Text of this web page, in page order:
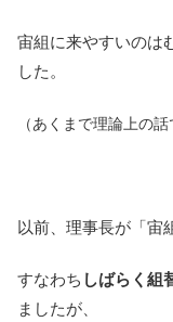
宙組に来やすいのは
した。
（あくまで理論上の話
以前、理事長が「宙
すなわち しばらく組
ましたが、